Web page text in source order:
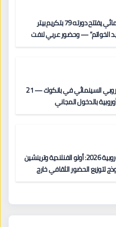
مهرجان كان السينمائي يفتتح دورته 79 بتكريم بيتر
الخواتم” — وحضور عربي لافت
مهرجان الاتحاد الأوروبي السينمائي في بانكوك — 21
عاصمتا الثقافة الأوروبية 2026: أولو الفنلندية وترينشين
لتوزيع الحضور الثقافي خارج